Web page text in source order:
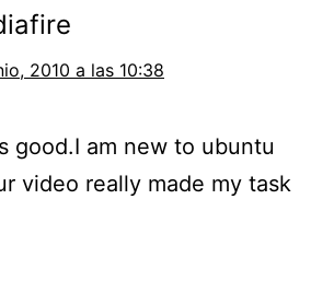
2010 a las 10:38
good.I am new to ubuntu
video really made my task